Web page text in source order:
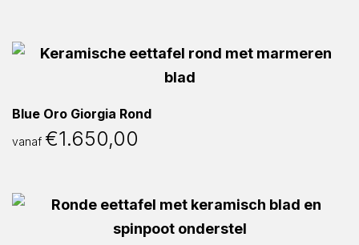
Blue Oro Giorgia Rond
vanaf €1.650,00